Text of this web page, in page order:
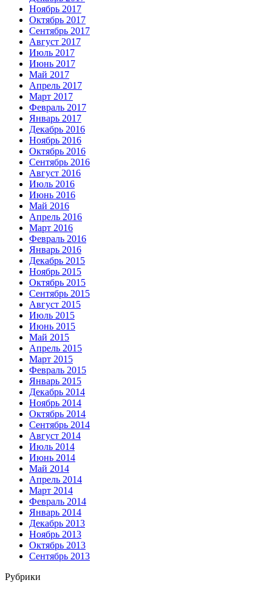
Ноябрь 2017
Октябрь 2017
Сентябрь 2017
Август 2017
Июль 2017
Июнь 2017
Май 2017
Апрель 2017
Март 2017
Февраль 2017
Январь 2017
Декабрь 2016
Ноябрь 2016
Октябрь 2016
Сентябрь 2016
Август 2016
Июль 2016
Июнь 2016
Май 2016
Апрель 2016
Март 2016
Февраль 2016
Январь 2016
Декабрь 2015
Ноябрь 2015
Октябрь 2015
Сентябрь 2015
Август 2015
Июль 2015
Июнь 2015
Май 2015
Апрель 2015
Март 2015
Февраль 2015
Январь 2015
Декабрь 2014
Ноябрь 2014
Октябрь 2014
Сентябрь 2014
Август 2014
Июль 2014
Июнь 2014
Май 2014
Апрель 2014
Март 2014
Февраль 2014
Январь 2014
Декабрь 2013
Ноябрь 2013
Октябрь 2013
Сентябрь 2013
Рубрики